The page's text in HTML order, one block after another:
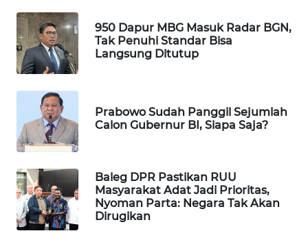
950 Dapur MBG Masuk Radar BGN,
Tak Penuhi Standar Bisa
Langsung Ditutup
Prabowo Sudah Panggil Sejumlah
Calon Gubernur BI, Siapa Saja?
Baleg DPR Pastikan RUU
Masyarakat Adat Jadi Prioritas,
Nyoman Parta: Negara Tak Akan
Dirugikan
WAHANA
HEALTH
WAHANA
DESA
WISATA
WAHANA
Wahana
Network